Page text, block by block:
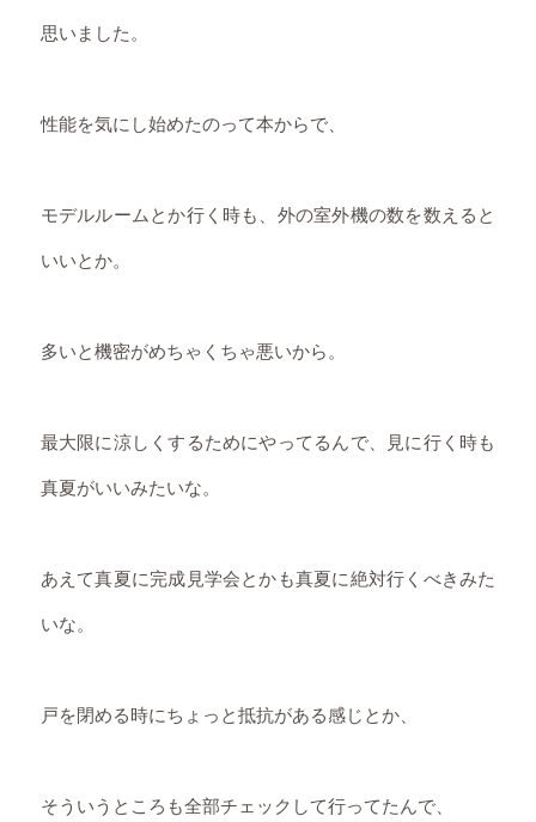
思いました。
性能を気にし始めたのって本からで、
モデルルームとか行く時も、外の室外機の数を数えると
いいとか。
多いと機密がめちゃくちゃ悪いから。
最大限に涼しくするためにやってるんで、見に行く時も
真夏がいいみたいな。
あえて真夏に完成見学会とかも真夏に絶対行くべきみた
いな。
戸を閉める時にちょっと抵抗がある感じとか、
そういうところも全部チェックして行ってたんで、